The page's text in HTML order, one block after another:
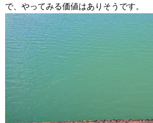
で、やってみる価値はありそうです。